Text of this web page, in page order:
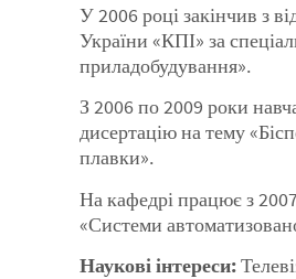
У 2006 році закінчив з
України «КПІ» за
приладобудування».
З 2006 по 2009 роки
дисертацію на тему
плавки».
На кафедрі працює з
«Системи
Наукові інтереси: